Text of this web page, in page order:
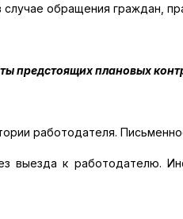
обращения граждан,
предстоящих плановых
работодателя.
выезда к работодателю.